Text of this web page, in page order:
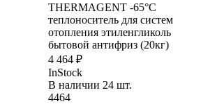
THERMAGENT -65°C
теплоноситель для систем
отопления этиленгликоль
бытовой антифриз (20кг)
4 464 ₽
InStock
В наличии 24 шт.
4464